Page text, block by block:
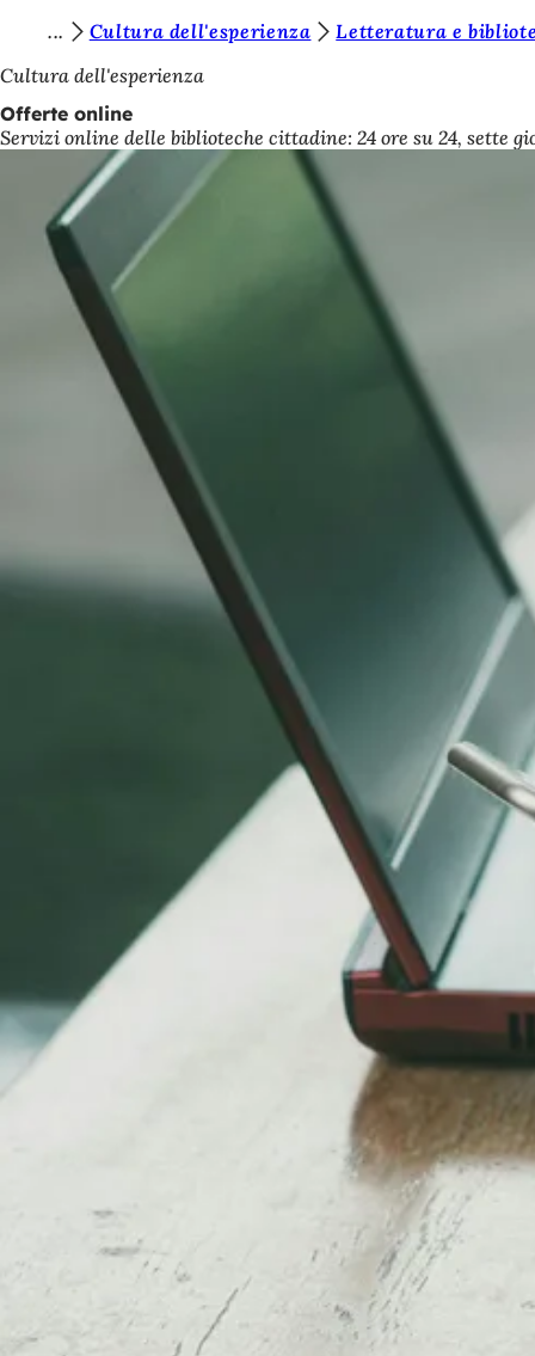
Vai al contenuto
i
e
t
Cultura dell'esperienza
Letteratura e
Cultura dell'esperienza
Offerte online
Servizi online delle biblioteche cittadine: 24 ore su 24, sette